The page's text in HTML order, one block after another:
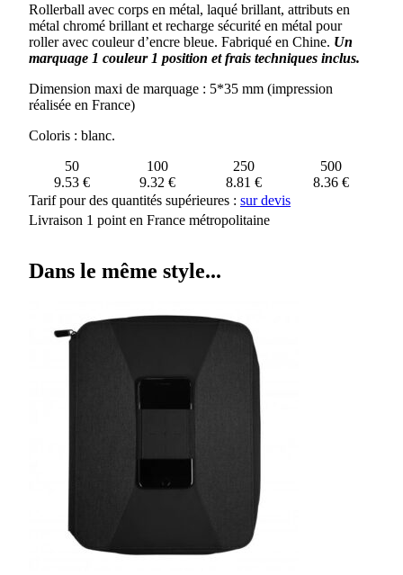
IMAGE
WHITE
LINE
Rollerball avec corps en métal, laqué brillant, attributs en
métal chromé brillant et recharge sécurité en métal pour
roller avec couleur d’encre bleue. Fabriqué en Chine. Un
marquage 1 couleur 1 position et frais techniques inclus.
Dimension maxi de marquage : 5*35 mm (impression
réalisée en France)
Coloris : blanc.
50
100 250
500
9.53 €
9.32 € 8.81 €
8.36 €
Tarif pour des quantités supérieures : sur devis
Livraison 1 point en France métropolitaine
Dans le même style...